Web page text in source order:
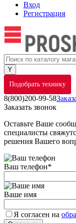
Вход
Регистрация
Подобрать технику
8(800)200-99-58
Заказать звонок
Оставьте Ваше
специалисты
решения Вашего
Ваш телефон*
Ваше имя
Я согласен на